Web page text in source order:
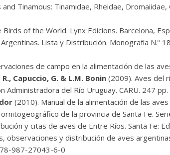
Tinamous: Tinamidae, Rheidae,
Birds of the World. Lynx Edicions. Barcelona,
Lista y Distribución. Monografía N.º
de campo en la alimentación de las
Capuccio, G. & L.M. Bonin (2009). Aves del
Administradora del Río Uruguay. CARU. 247 pp.
(2010). Manual de la alimentación de las
de la provincia de Santa Fe.
y citas de aves de Entre Ríos. Santa Fe:
observaciones y distribución de aves
987-27043-6-0